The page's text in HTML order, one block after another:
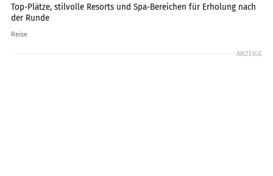
Top-Plätze, stilvolle Resorts und Spa-Bereichen für Erholung nach
der Runde
Reise
ANZEIGE